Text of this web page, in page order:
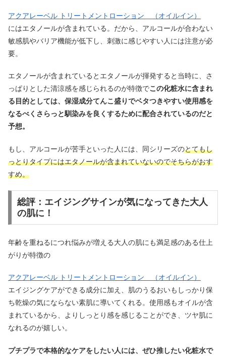
アクアレーベル トリートメントローション （オイルイン）
にはエタノールが含まれている。だから、アルコールが合わない
敏感肌やバリア機能が低下し、刺激に感じやすい人には注意が必
要。
エタノールが含まれているとエタノールが揮発すると当時に、さ
っぱりとした清涼感を感じられるのが特徴でこの化粧水に含まれ
る目的としては、保湿成分てんこ盛りでベタつきやすい使用感を
なるべくさらっと馴染みを良くするために配合されているのだと
予想。
もし、アルコールが苦手といった人には、同シリーズのとてもし
っとりタイプにはエタノールが含まれていないのでそちらがおす
すめ。
総評：エイジングサインが気になってきた大人
の肌に！
年齢を重ねるにつれ悩みが増える大人の肌にも満足感のある仕上
がりが特徴の
アクアレーベル トリートメントローション （オイルイン）
エイジングケアができる成分に加え、肌のうるおいもしっかり保
ち乾燥の気にならない素肌に導いてくれる。使用感もオイルが含
まれているから、よりしっとり感を感じることができ、ツヤ肌に
なれるのが嬉しい。
プチプラで本格的なケアをしたい人には、ぜひ推したい化粧水で